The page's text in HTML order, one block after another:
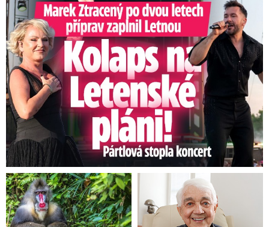
Marek Ztracený na Letné: Pártlová stopla koncert